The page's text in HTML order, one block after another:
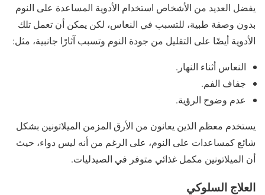
يفضل العديد من الأشخاص استخدام الأدوية المساعدة على النوم
بدون وصفة طبية، للتسبب في النعاس، لكن يمكن أن تعمل تلك
الأدوية أيضًا على التقليل من جودة النوم وتسبب آثارًا جانبية، مثل:
النعاس أثناء النهار.
جفاف الفم.
عدم وضوح الرؤية.
يستخدم معظم الذين يعانون من الأرق المزمن الميلاتونين بشكل
شائع كمساعدات على النوم، على الرغم من أنه ليس دواء، حيث
أن الميلاتونين مكمل غذائي متوفر في الصيدليات.
العلاج السلوكي